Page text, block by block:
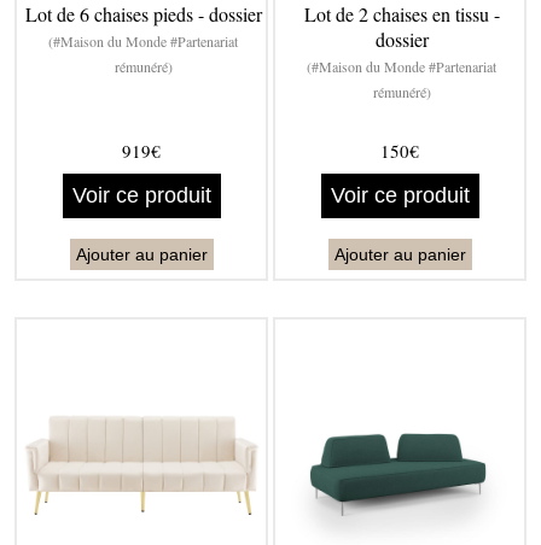
Lot de 6 chaises pieds - dossier
(#Maison du Monde #Partenariat
rémunéré)
919€
Voir ce produit
Ajouter au panier
Lot de 2 chaises en tissu -
dossier
(#Maison du Monde #Partenariat
rémunéré)
150€
Voir ce produit
Ajouter au panier